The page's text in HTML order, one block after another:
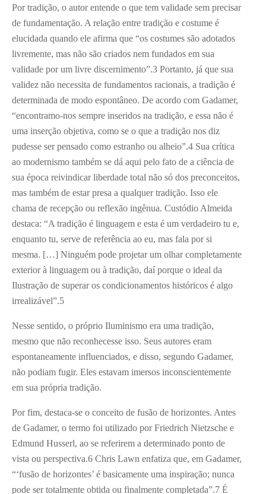
Por tradição, o autor entende o que tem validade sem precisar
de fundamentação. A relação entre tradição e costume é
elucidada quando ele afirma que “os costumes são adotados
livremente, mas não são criados nem fundados em sua
validade por um livre discernimento”.3 Portanto, já que sua
validez não necessita de fundamentos racionais, a tradição é
determinada de modo espontâneo. De acordo com Gadamer,
“encontramo-nos sempre inseridos na tradição, e essa não é
uma inserção objetiva, como se o que a tradição nos diz
pudesse ser pensado como estranho ou alheio”.4 Sua crítica
ao modernismo também se dá aqui pelo fato de a ciência de
sua época reivindicar liberdade total não só dos preconceitos,
mas também de estar presa a qualquer tradição. Isso ele
chama de recepção ou reflexão ingênua. Custódio Almeida
destaca: “A tradição é linguagem e esta é um verdadeiro tu e,
enquanto tu, serve de referência ao eu, mas fala por si
mesma. […] Ninguém pode projetar um olhar completamente
exterior à linguagem ou à tradição, daí porque o ideal da
Ilustração de superar os condicionamentos históricos é algo
irrealizável”.5
Nesse sentido, o próprio Iluminismo era uma tradição,
mesmo que não reconhecesse isso. Seus autores eram
espontaneamente influenciados, e disso, segundo Gadamer,
não podiam fugir. Eles estavam imersos inconscientemente
em sua própria tradição.
Por fim, destaca-se o conceito de fusão de horizontes. Antes
de Gadamer, o termo foi utilizado por Friedrich Nietzsche e
Edmund Husserl, ao se referirem a determinado ponto de
vista ou perspectiva.6 Chris Lawn enfatiza que, em Gadamer,
“‘fusão de horizontes’ é basicamente uma inspiração; nunca
pode ser totalmente obtida ou finalmente completada”.7 É